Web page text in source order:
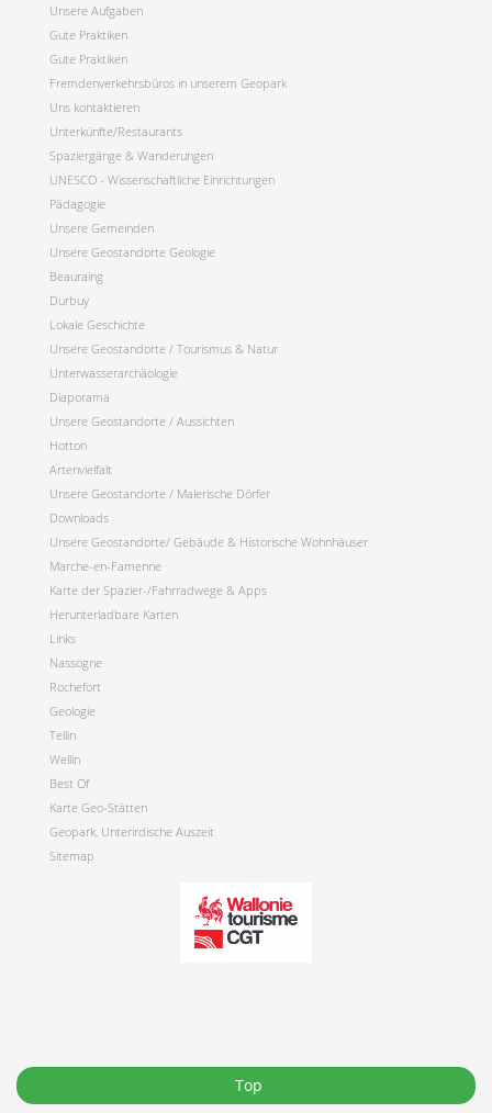
Unsere Aufgaben
Gute Praktiken
Gute Praktiken
Fremdenverkehrsbüros in unserem Geopark
Uns kontaktieren
Unterkünfte/Restaurants
Spaziergänge & Wanderungen
UNESCO - Wissenschaftliche Einrichtungen
Pädagogie
Unsere Gemeinden
Unsere Geostandorte Geologie
Beauraing
Durbuy
Lokale Geschichte
Unsere Geostandorte / Tourismus & Natur
Unterwasserarchäologie
Diaporama
Unsere Geostandorte / Aussichten
Hotton
Artenvielfalt
Unsere Geostandorte / Malerische Dörfer
Downloads
Unsere Geostandorte/ Gebäude & Historische Wohnhäuser
Marche-en-Famenne
Karte der Spazier-/Fahrradwege & Apps
Herunterladbare Karten
Links
Nassogne
Rochefort
Geologie
Tellin
Wellin
Best Of
Karte Geo-Stätten
Geopark, Unterirdische Auszeit
Sitemap
Top